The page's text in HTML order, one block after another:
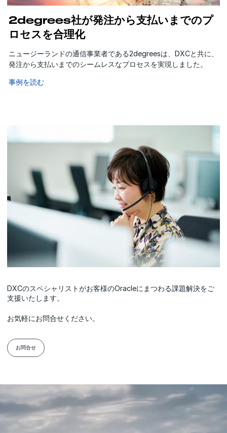
2degrees社が発注から支払いまでのプ
ロセスを合理化
ニュージーランドの通信事業者である2degreesは、DXCと共に、
発注から支払いまでのシームレスなプロセスを実現しました。
事例を読む
DXCのスペシャリストがお客様のOracleにまつわる課題解決をご
支援いたします。
お気軽にお問合せください。
お問合せ